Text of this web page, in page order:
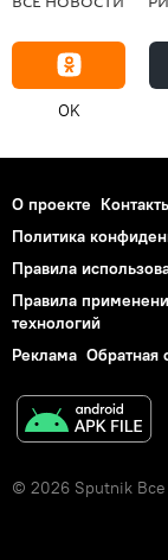
OK
О проекте
Политика
Правила
Правила
технологий
Реклама Обратная
© 2026 Sputnik